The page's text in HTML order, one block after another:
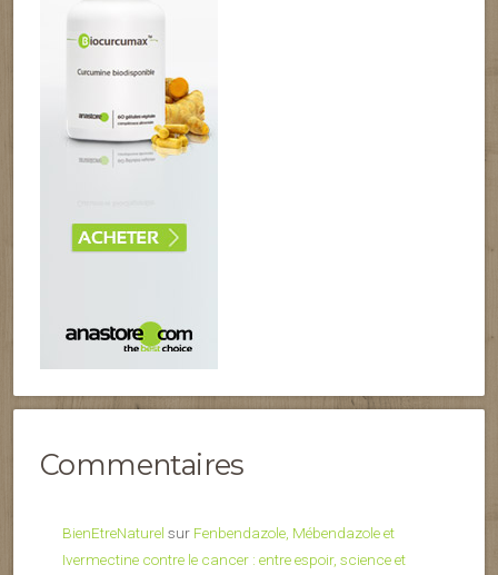
Commentaires
BienEtreNaturel sur Fenbendazole, Mébendazole et
Ivermectine contre le cancer : entre espoir, science et